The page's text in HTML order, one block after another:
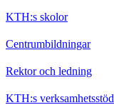
KTH:s skolor
Centrumbildningar
Rektor och ledning
KTH:s verksamhetsstöd